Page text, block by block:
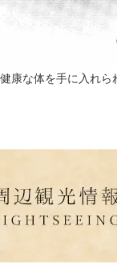
康な体を手に入れら